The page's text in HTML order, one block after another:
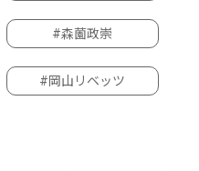
#森薗政崇
#岡山リベッツ